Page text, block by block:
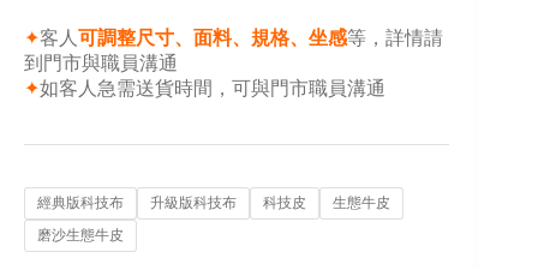
✦客人 可調整尺寸、面料、規格、坐感等，詳情請
到門市與職員溝通
✦如客人急需送貨時間，可與門市職員溝通
經典版科技布 升級版科技布 科技皮
生態牛皮
磨沙生態牛皮